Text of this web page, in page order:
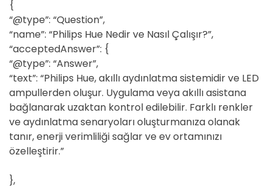
{
“@type”: “Question”,
“name”: “Philips Hue Nedir ve Nasıl Çalışır?”,
“acceptedAnswer”: {
“@type”: “Answer”,
“text”: “Philips Hue, akıllı aydınlatma sistemidir ve LED
ampullerden oluşur. Uygulama veya akıllı asistana
bağlanarak uzaktan kontrol edilebilir. Farklı renkler
ve aydınlatma senaryoları oluşturmanıza olanak
tanır, enerji verimliliği sağlar ve ev ortamınızı
özelleştirir.”
},